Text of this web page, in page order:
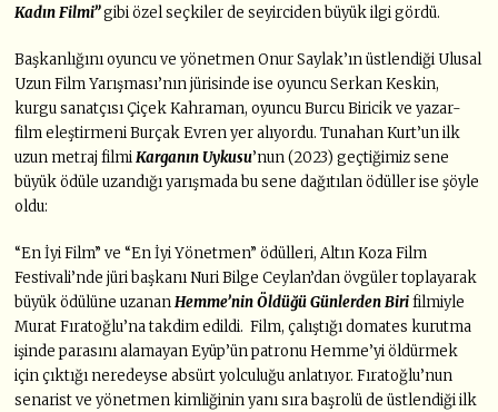
Kadın Filmi”gibi özel seçkiler de seyirciden büyük ilgi gördü.
Başkanlığını oyuncu ve yönetmen Onur Saylak’ın üstlendiği Ulusal
Uzun Film Yarışması’nın jürisinde ise oyuncu Serkan Keskin,
kurgu sanatçısı Çiçek Kahraman, oyuncu Burcu Biricik ve yazar-
film eleştirmeni Burçak Evren yer alıyordu. Tunahan Kurt’un ilk
uzun metraj filmiKarganın Uykusu’nun (2023) geçtiğimiz sene
büyük ödüle uzandığı yarışmada bu sene dağıtılan ödüller ise şöyle
oldu:
“En İyi Film” ve “En İyi Yönetmen” ödülleri, Altın Koza Film
Festivali’nde jüri başkanı Nuri Bilge Ceylan’dan övgüler toplayarak
büyük ödülüne uzananHemme’nin Öldüğü Günlerden Birifilmiyle
Murat Fıratoğlu’na takdim edildi. Film, çalıştığı domates kurutma
işinde parasını alamayan Eyüp’ün patronu Hemme’yi öldürmek
için çıktığı neredeyse absürt yolculuğu anlatıyor. Fıratoğlu’nun
senarist ve yönetmen kimliğinin yanı sıra başrolü de üstlendiği ilk